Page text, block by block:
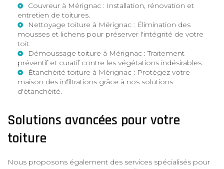
Couvreur à Mérignac : Installation, rénovation et
entretien de toitures.
Nettoyage toiture à Mérignac : Élimination des
mousses et lichens pour préserver l'intégrité de votre
toit.
Démoussage toiture à Mérignac : Traitement
préventif et curatif contre les végétations indésirables.
Étanchéité toiture à Mérignac : Protégez votre
maison des infiltrations grâce à nos solutions
d'étanchéité.
Solutions avancées pour votre
toiture
Nous proposons également des services spécialisés pour